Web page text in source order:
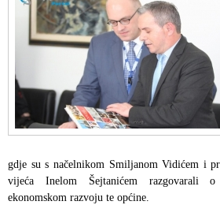
gdje su s načelnikom Smiljanom Vidićem i
vijeća Inelom Šejtanićem razgovarali
ekonomskom razvoju te općine.